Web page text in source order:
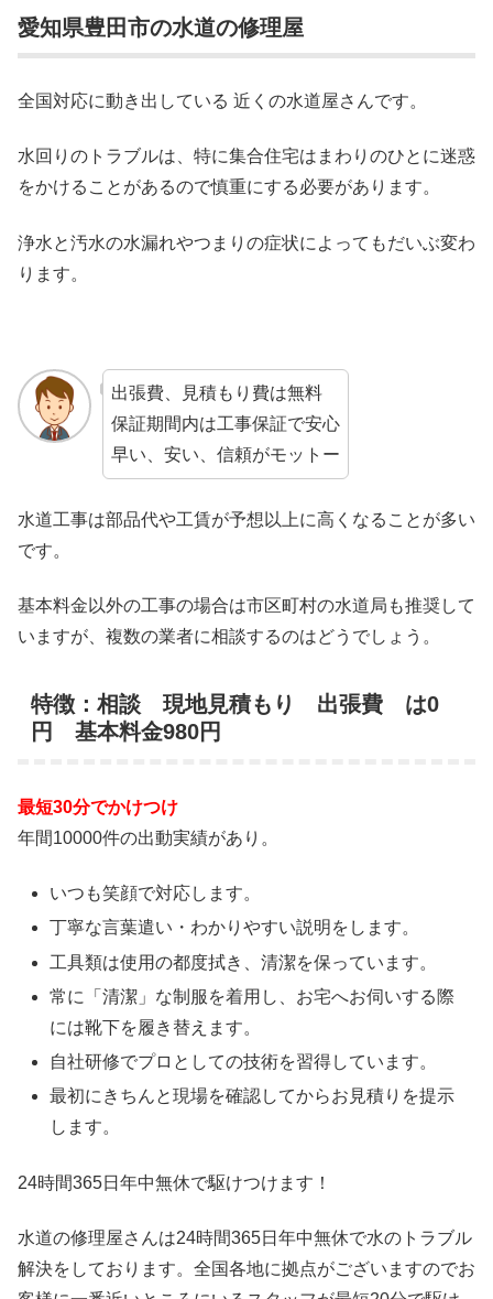
愛知県豊田市の水道の修理屋
全国対応に動き出している 近くの水道屋さんです。
水回りのトラブルは、特に集合住宅はまわりのひとに迷惑
をかけることがあるので慎重にする必要があります。
浄水と汚水の水漏れやつまりの症状によってもだいぶ変わ
ります。
出張費、見積もり費は無料
保証期間内は工事保証で安心
早い、安い、信頼がモットー
水道工事は部品代や工賃が予想以上に高くなることが多い
です。
基本料金以外の工事の場合は市区町村の水道局も推奨して
いますが、複数の業者に相談するのはどうでしょう。
特徴：相談 現地見積もり 出張費 は0
円 基本料金980円
最短30分でかけつけ
年間10000件の出動実績があり。
いつも笑顔で対応します。
丁寧な言葉遣い・わかりやすい説明をします。
工具類は使用の都度拭き、清潔を保っています。
常に「清潔」な制服を着用し、お宅へお伺いする際
には靴下を履き替えます。
自社研修でプロとしての技術を習得しています。
最初にきちんと現場を確認してからお見積りを提示
します。
24時間365日 年中無休で駆けつけます！
水道の修理屋さんは24時間365日年中無休で水のトラブル
解決をしております。全国各地に拠点がございますのでお